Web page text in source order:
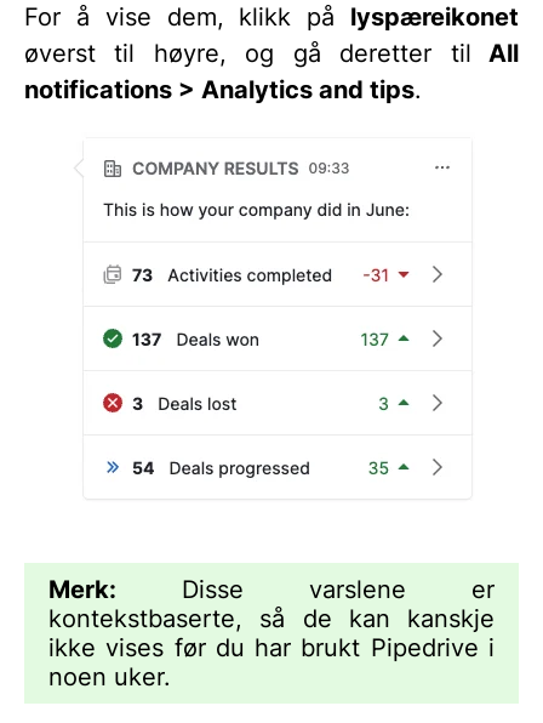
For å vise dem, klikk på lyspæreikonet
øverst til høyre, og gå deretter til All
notifications > Analytics and tips.
Merk: Disse varslene er
kontekstbaserte, så de kan kanskje
ikke vises før du har brukt Pipedrive i
noen uker.